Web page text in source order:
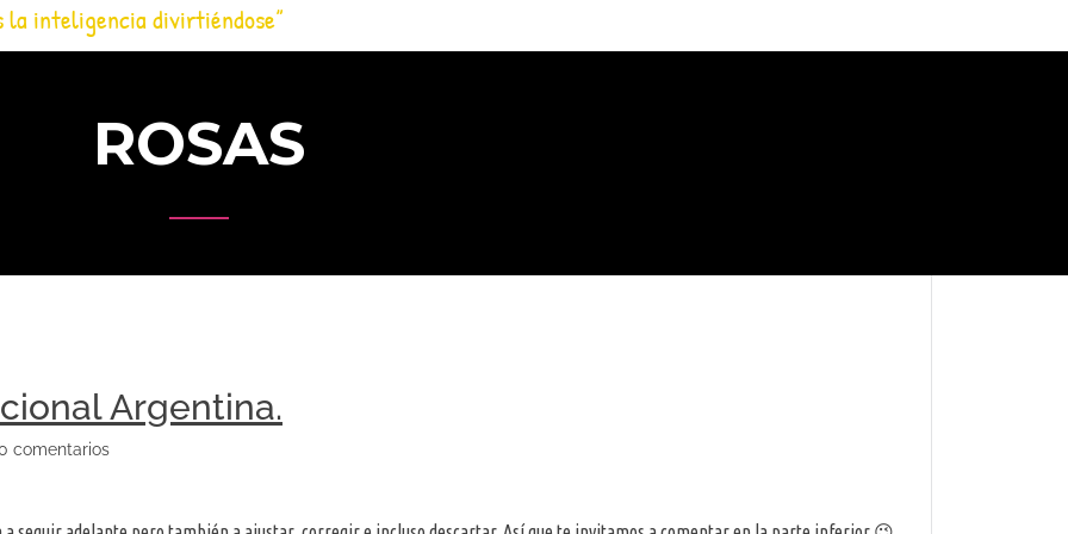
la inteligencia divirtiéndose”
ROSAS
Argentina.
comentarios